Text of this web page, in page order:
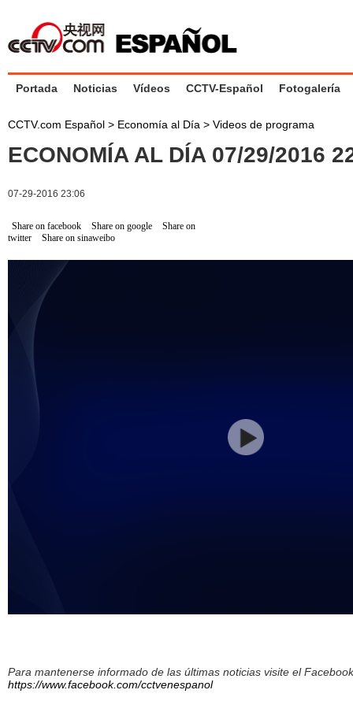
Portada Noticias Vídeos CCTV-Español Fotogalería
CCTV.com Español > Economía al Día > Videos de programa
ECONOMÍA AL DÍA 07/29/2016
07-29-2016 23:06
Share on facebook Share on google
Share on
twitter
Share on sinaweibo
Para mantenerse informado de las últimas noticias visite el
https://www.facebook.com/cctvenespanol